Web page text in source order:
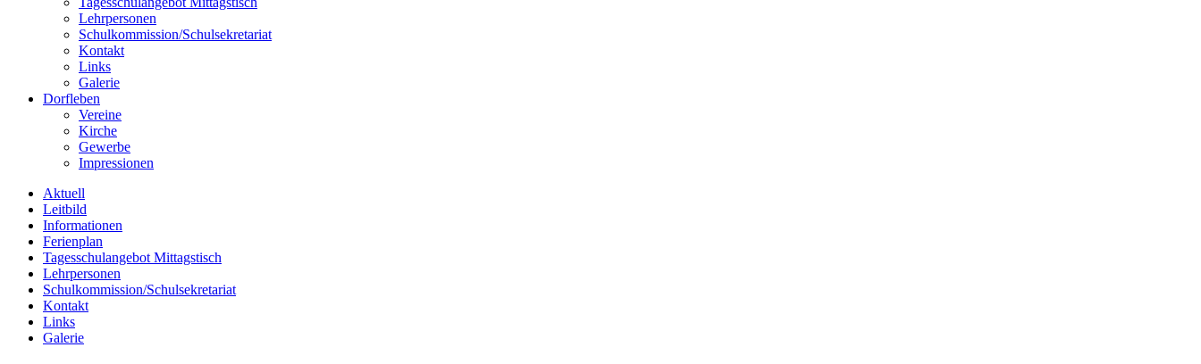
Lehrpersonen
Schulkommission/Schulsekretariat
Kontakt
Links
Galerie
Dorfleben
Vereine
Kirche
Gewerbe
Impressionen
Aktuell
Leitbild
Informationen
Ferienplan
Tagesschulangebot Mittagstisch
Lehrpersonen
Schulkommission/Schulsekretariat
Kontakt
Links
Galerie